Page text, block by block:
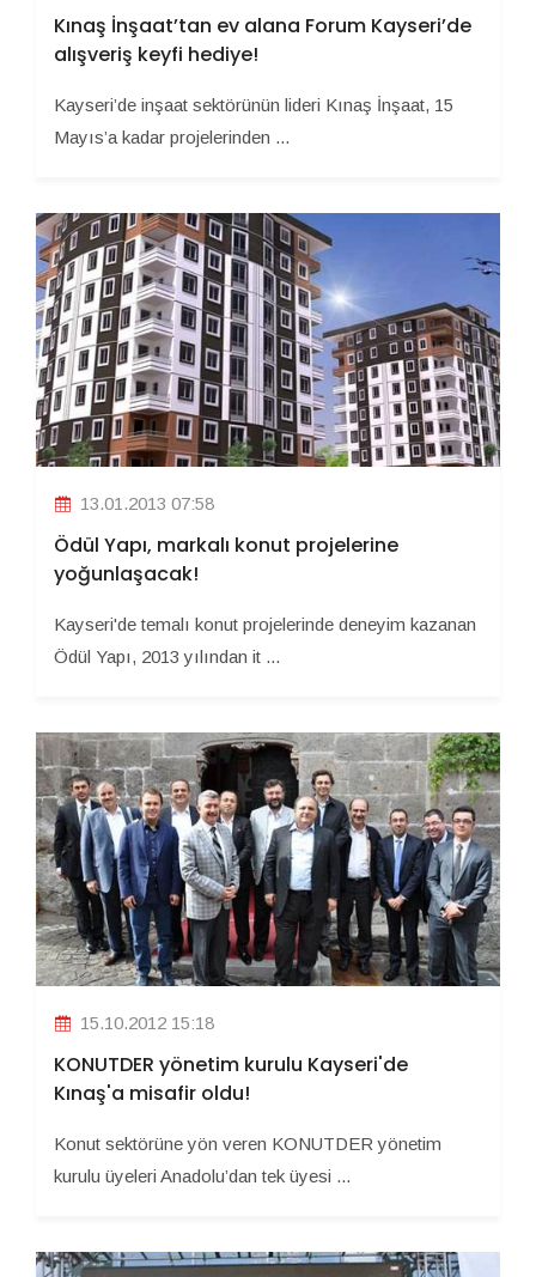
Kınaş İnşaat’tan ev alana Forum Kayseri’de
alışveriş keyfi hediye!
Kayseri’de inşaat sektörünün lideri Kınaş İnşaat, 15
Mayıs’a kadar projelerinden ...
13.01.2013 07:58
Ödül Yapı, markalı konut projelerine
yoğunlaşacak!
Kayseri'de temalı konut projelerinde deneyim kazanan
Ödül Yapı, 2013 yılından it ...
15.10.2012 15:18
KONUTDER yönetim kurulu Kayseri'de
Kınaş'a misafir oldu!
Konut sektörüne yön veren KONUTDER yönetim
kurulu üyeleri Anadolu’dan tek üyesi ...